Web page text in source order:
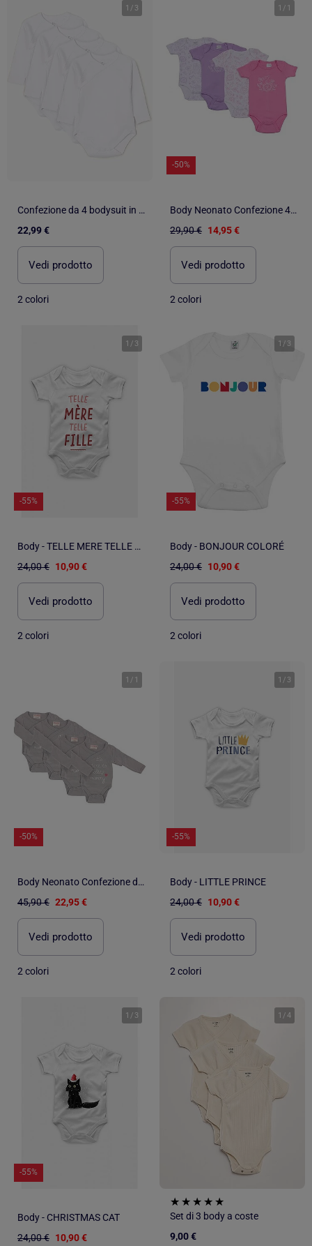
1 / 3
Confezione da 4 bodysuit in cotone a manica lunga
22,99 €
Vedi prodotto
2 colori
1 / 1
-50%
Body Neonato Confezione 4 Motivi
29,90 € 14,95 €
Vedi prodotto
2 colori
1 / 3
-55%
Body - TELLE MERE TELLE FILLE
24,00 € 10,90 €
Vedi prodotto
2 colori
1 / 3
-55%
Body - BONJOUR COLORÉ
24,00 € 10,90 €
Vedi prodotto
2 colori
1 / 1
-50%
Body Neonato Confezione di 4
45,90 € 22,95 €
Vedi prodotto
2 colori
1 / 3
-55%
Body - LITTLE PRINCE
24,00 € 10,90 €
Vedi prodotto
2 colori
1 / 3
-55%
Body - CHRISTMAS CAT
24,00 € 10,90 €
1 /4
Set di 3 body a coste
9,00 €